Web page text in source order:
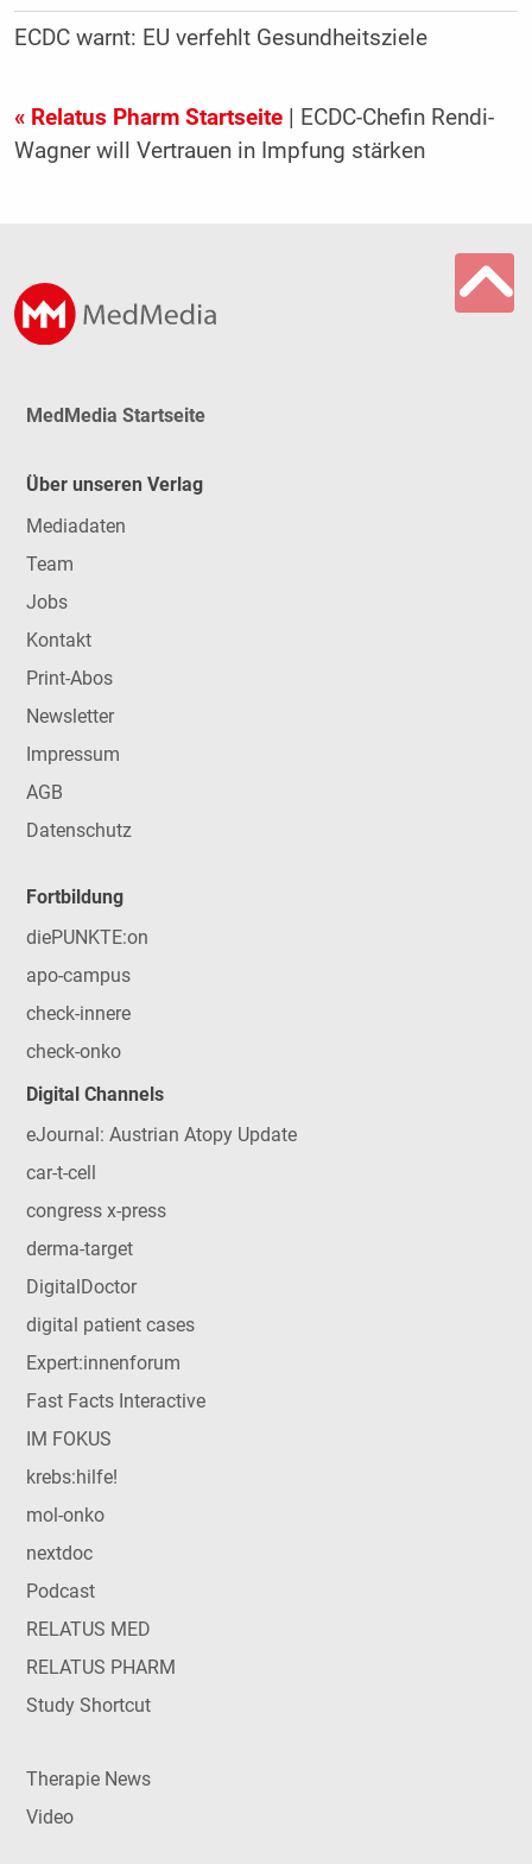
ECDC warnt: EU verfehlt Gesundheitsziele
« Relatus Pharm Startseite| ECDC-Chefin Rendi-
Wagner will Vertrauen in Impfung stärken
MedMedia Startseite
Über unseren Verlag
Mediadaten
Team
Jobs
Kontakt
Print-Abos
Newsletter
Impressum
AGB
Datenschutz
Fortbildung
diePUNKTE:on
apo-campus
check-innere
check-onko
Digital Channels
eJournal: Austrian Atopy Update
car-t-cell
congress x-press
derma-target
DigitalDoctor
digital patient cases
Expert:innenforum
Fast Facts Interactive
IM FOKUS
krebs:hilfe!
mol-onko
nextdoc
Podcast
RELATUS MED
RELATUS PHARM
Study Shortcut
Therapie News
Video